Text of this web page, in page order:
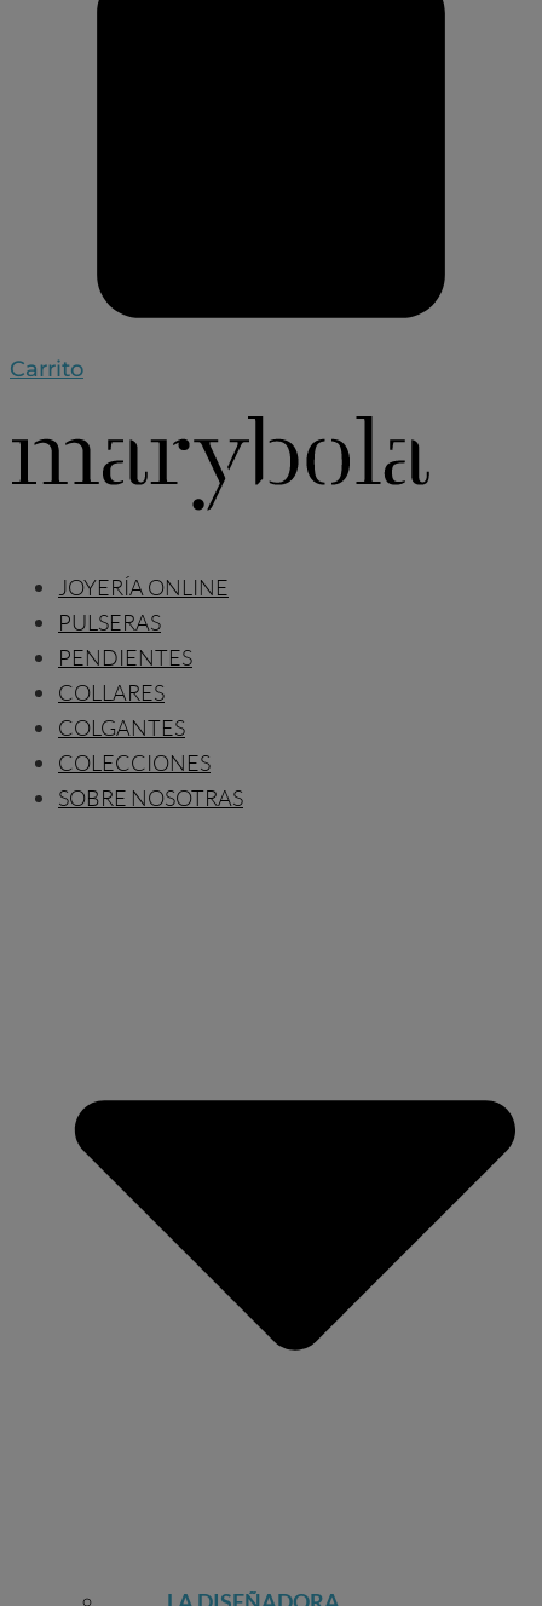
Carrito
JOYERÍA ONLINE
PULSERAS
PENDIENTES
COLLARES
COLGANTES
COLECCIONES
SOBRE NOSOTRAS